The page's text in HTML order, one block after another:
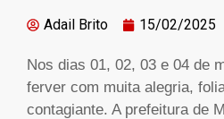
Adail Brito 15/02/2025
Nos dias 01, 02, 03 e 04 de
ferver com muita alegria,
contagiante. A prefeitura de